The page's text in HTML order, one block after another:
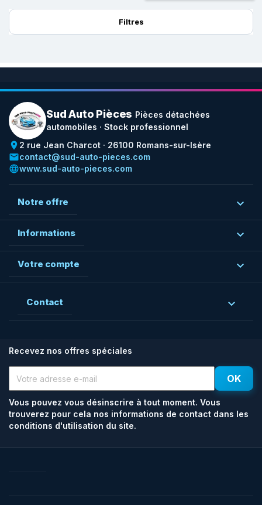
Filtres
Sud Auto Pièces Pièces détachées
automobiles · Stock professionnel
place 2 rue Jean Charcot · 26100 Romans-sur-Isère
emailcontact@sud-auto-pieces.com
languagewww.sud-auto-pieces.com
Notre offre 
Informations 
Votre compte 
Contact 
Recevez nos offres spéciales
Vous pouvez vous désinscrire à tout moment. Vous
trouverez pour cela nos informations de contact dans les
conditions d'utilisation du site.